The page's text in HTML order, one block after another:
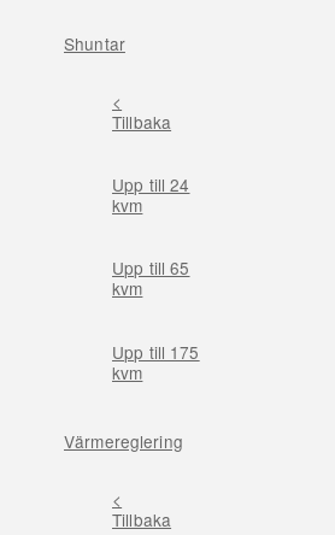
Shuntar
<
Tillbaka
Upp till 24
kvm
Upp till 65
kvm
Upp till 175
kvm
Värmereglering
<
Tillbaka